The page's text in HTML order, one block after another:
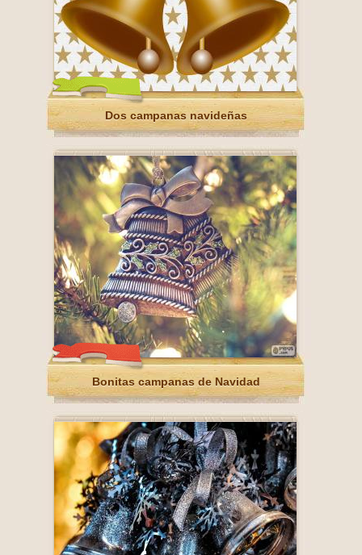
Dos campanas navideñas
Bonitas campanas de Navidad